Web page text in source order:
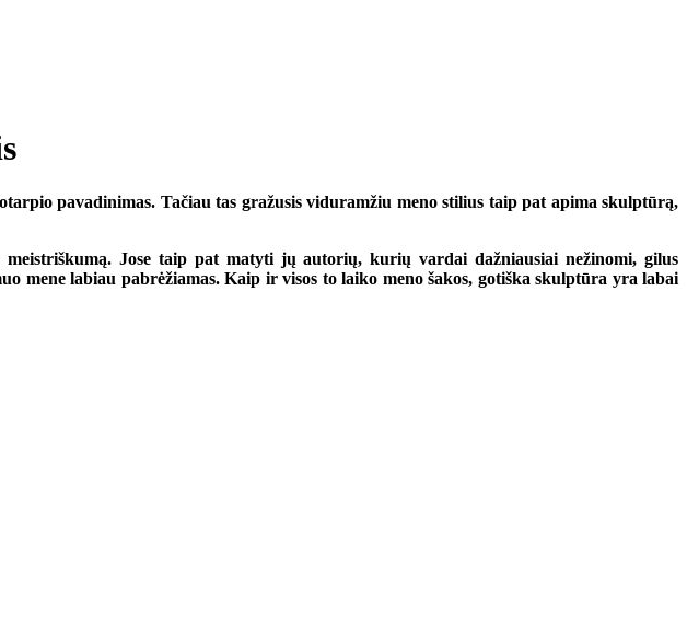
pavadinimas. Tačiau tas gražusis viduramžiu meno stilius taip pat apima skulptūrą,
Jose taip pat matyti jų autorių, kurių vardai dažniausiai nežinomi, gilus
mene labiau pabrėžiamas. Kaip ir visos to laiko meno šakos, gotiška skulptūra yra labai